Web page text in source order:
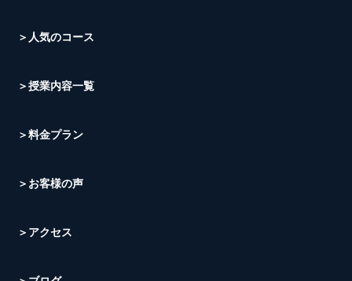
＞人気のコース
＞授業内容一覧
＞料金プラン
＞お客様の声
＞アクセス